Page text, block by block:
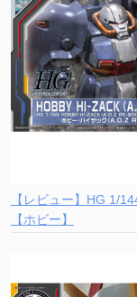
【レビュー】HG 1/
【ホビー】